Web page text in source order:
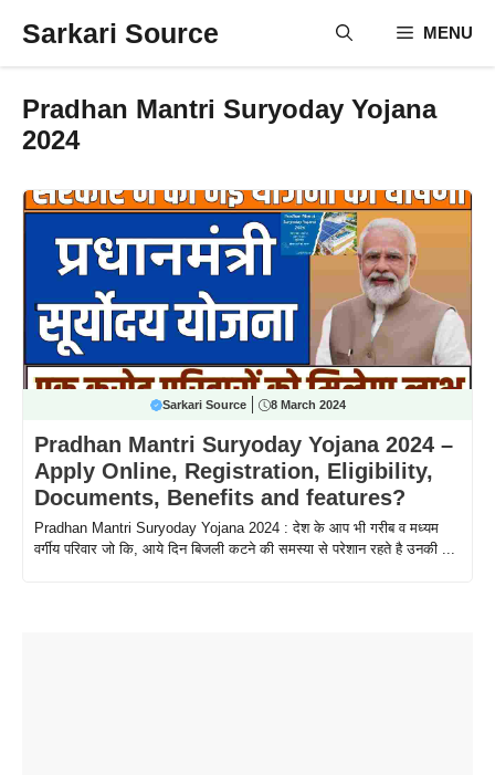
Sarkari Source MENU
Pradhan Mantri Suryoday Yojana
2024
Sarkari Source 8 March 2024
Pradhan Mantri Suryoday Yojana 2024 –
Apply Online, Registration, Eligibility,
Documents, Benefits and features?
Pradhan Mantri Suryoday Yojana 2024 : देश के आप भी गरीब व मध्यम
वर्गीय परिवार जो कि, आये दिन बिजली कटने की समस्या से परेशान रहते है उनकी ...